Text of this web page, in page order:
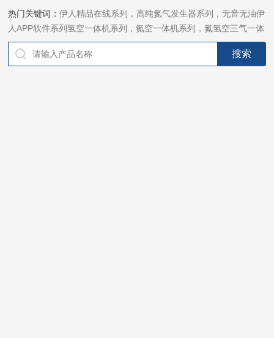
热门关键词：伊人精品在线系列，高纯氮气发生器系列，无音无油伊
人APP软件系列氢空一体机系列，氮空一体机系列，氮氢空三气一体
机系列，气体净化器系列，代理日本DKK-TOA水质分析，水质检测
仪器，代理南韩SitekPH/离子计，DO计，电导计，多功能计，